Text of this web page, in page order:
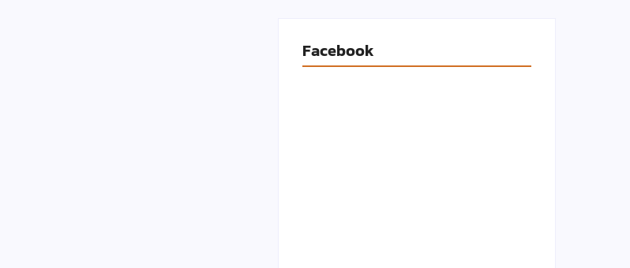
Facebook